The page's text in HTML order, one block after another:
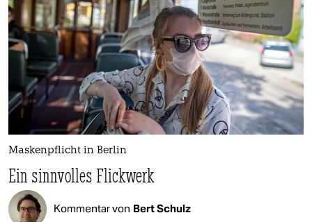
Maskenpflicht in Berlin
Ein sinnvolles Flickwerk
Kommentar von Bert Schulz